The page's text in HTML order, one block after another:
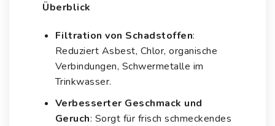
Überblick
Filtration von Schadstoffen:
Reduziert Asbest, Chlor, organische
Verbindungen, Schwermetalle im
Trinkwasser.
Verbesserter Geschmack und
Geruch: Sorgt für frisch schmeckendes